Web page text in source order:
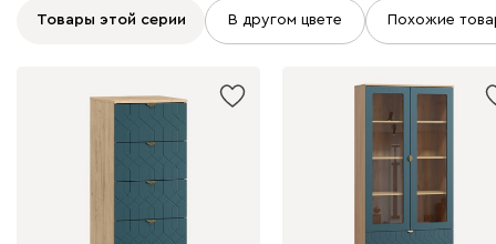
Товары этой серии В другом цвете Похожие